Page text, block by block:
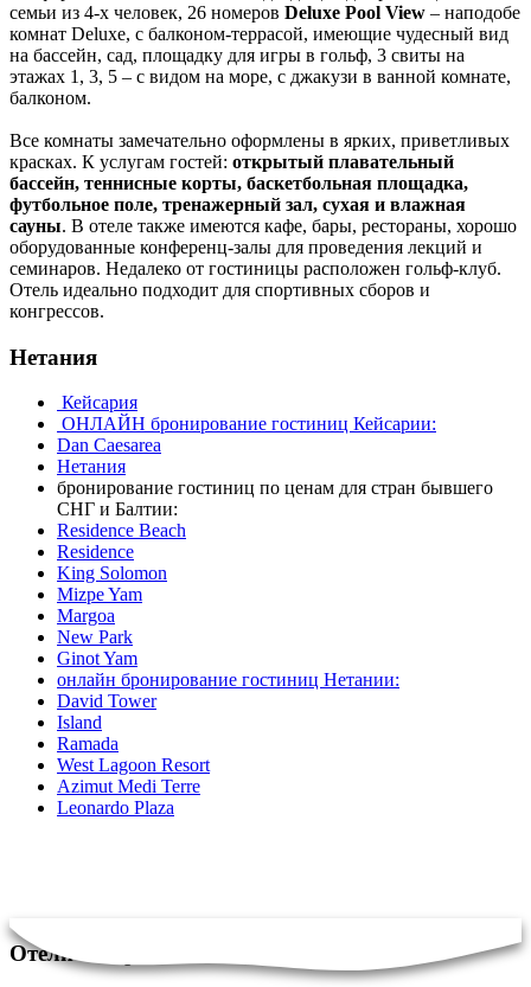
семьи из 4-х человек, 26 номеров Deluxe Pool View – наподобе
комнат Deluxe, с балконом-террасой, имеющие чудесный вид
на бассейн, сад, площадку для игры в гольф, 3 свиты на
этажах 1, 3, 5 – с видом на море, с джакузи в ванной комнате,
балконом.
Все комнаты замечательно оформлены в ярких, приветливых
красках. К услугам гостей: открытый плавательный
бассейн, теннисные корты, баскетбольная площадка,
футбольное поле, тренажерный зал, сухая и влажная
сауны. В отеле также имеются кафе, бары, рестораны, хорошо
оборудованные конференц-залы для проведения лекций и
семинаров. Недалеко от гостиницы расположен гольф-клуб.
Отель идеально подходит для спортивных сборов и
конгрессов.
Нетания
Кейсария
ОНЛАЙН бронирование гостиниц Кейсарии:
Dan Caesarea
Нетания
бронирование гостиниц по ценам для стран бывшего
СНГ и Балтии:
Residence Beach
Residence
King Solomon
Mizpe Yam
Margoa
New Park
Ginot Yam
онлайн бронирование гостиниц Нетании:
David Tower
Island
Ramada
West Lagoon Resort
Azimut Medi Terre
Leonardo Plaza
Отели в Израиле